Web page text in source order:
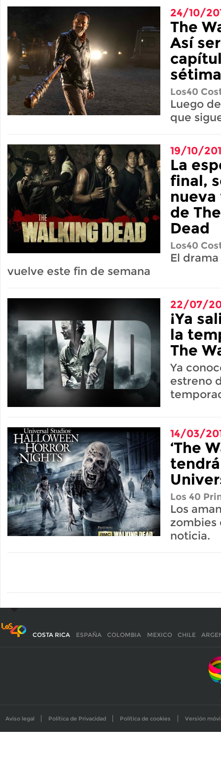
24/10/
The
Así
Los40
Luego
que
19/10/
La
final,
de
Dead
Los40
El
vuelve este fin de semana
22/07/
¡Ya
la
The
Ya
estreno
14/03/
‘The
Los 40
Los
zombies
noticia.
COSTA RICA ESPAÑA COLOMBIA MEXICO CHILE
Aviso legal Política de Privacidad Política de cookies Versión